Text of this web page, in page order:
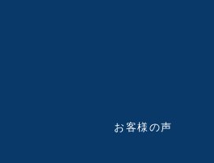
お客様の声